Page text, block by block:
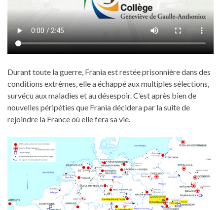
Durant toute la guerre, Frania est restée prisonnière dans des
conditions extrêmes, elle a échappé aux multiples sélections,
survécu aux maladies et au désespoir. C’est après bien de
nouvelles péripéties que Frania décidera par la suite de
rejoindre la France où elle fera sa vie.